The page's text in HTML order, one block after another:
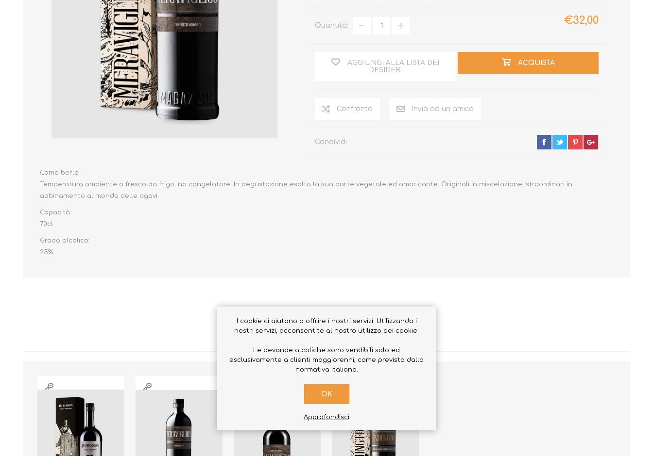
€32,00
Quantità:
AGGIUNGI ALLA LISTA DEI
DESIDERI
ACQUISTA
Confronta Invia ad un amico
Condividi
Come berlo:
Temperatura ambiente o fresco da frigo, no congelatore.
In degustazione esalta la sua parte vegetale ed amaricante. Originali in miscelazione, straordinari in
abbinamento al mondo delle agavi.
Capacità:
70cl
Grado alcolico:
25%
PRODOTTI CORRELATI
I cookie ci aiutano a offrire i nostri servizi. Utilizzando i
nostri servizi, acconsentite al nostro utilizzo dei cookie.
Le bevande alcoliche sono vendibili solo ed
esclusivamente a clienti maggiorenni, come previsto dalla
normativa italiana.
OK
Approfondisci